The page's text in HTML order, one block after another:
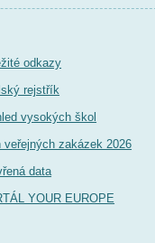
odkazy
rejstřík
vysokých škol
veřejných zakázek 2026
data
YOUR EUROPE